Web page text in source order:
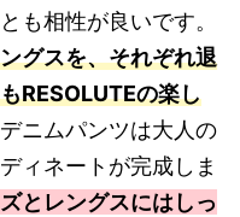
も相性が良いです。
グスを、それぞれ退
RESOLUTEの楽し
ニムパンツは大人の
ィネートが完成しま
とレングスにはしっ